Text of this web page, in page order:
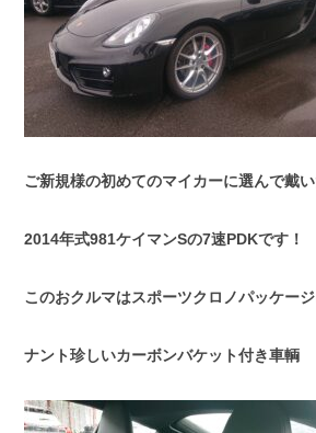
スタッフブログ 納車情
ご新規様の初めてのマイカーに選んで戴
2014年式981ケイマンSの7速PDKです！
このおクルマはスポーツクロノパッケー
ナント珍しいカーボンバケット付き車輌